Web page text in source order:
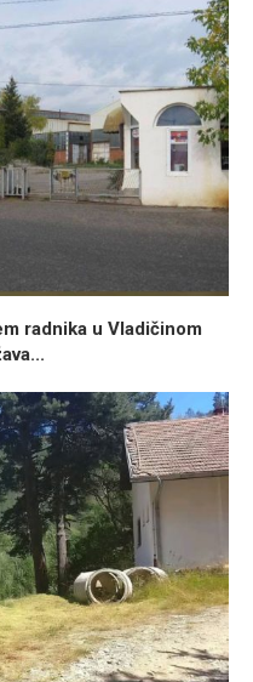
radnika u Vladičinom